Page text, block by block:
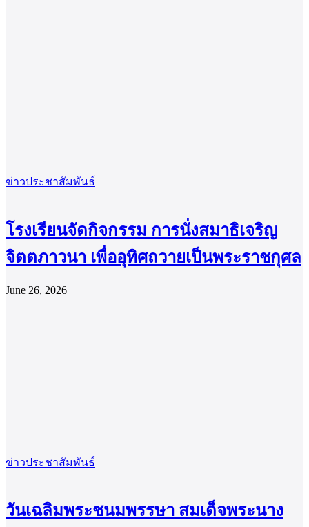
ข่าวประชาสัมพันธ์
โรงเรียนจัดกิจกรรม การนั่งสมาธิเจริญ
จิตตภาวนา เพื่ออุทิศถวายเป็นพระราชกุศล
June 26, 2026
ข่าวประชาสัมพันธ์
วันเฉลิมพระชนมพรรษา สมเด็จพระนาง